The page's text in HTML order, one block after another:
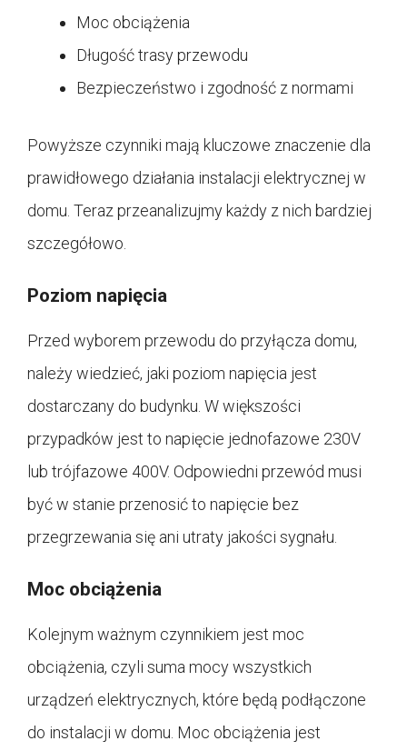
Moc obciążenia
Długość trasy przewodu
Bezpieczeństwo i zgodność z normami
Powyższe czynniki mają kluczowe znaczenie dla
prawidłowego działania instalacji elektrycznej w
domu. Teraz przeanalizujmy każdy z nich bardziej
szczegółowo.
Poziom napięcia
Przed wyborem przewodu do przyłącza domu,
należy wiedzieć, jaki poziom napięcia jest
dostarczany do budynku. W większości
przypadków jest to napięcie jednofazowe 230V
lub trójfazowe 400V. Odpowiedni przewód musi
być w stanie przenosić to napięcie bez
przegrzewania się ani utraty jakości sygnału.
Moc obciążenia
Kolejnym ważnym czynnikiem jest moc
obciążenia, czyli suma mocy wszystkich
urządzeń elektrycznych, które będą podłączone
do instalacji w domu. Moc obciążenia jest